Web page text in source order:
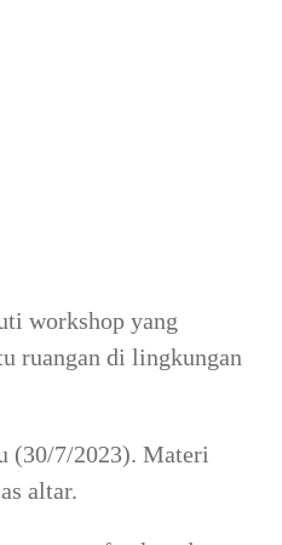
workshop yang
ruangan di lingkungan
(30/7/2023). Materi
altar.